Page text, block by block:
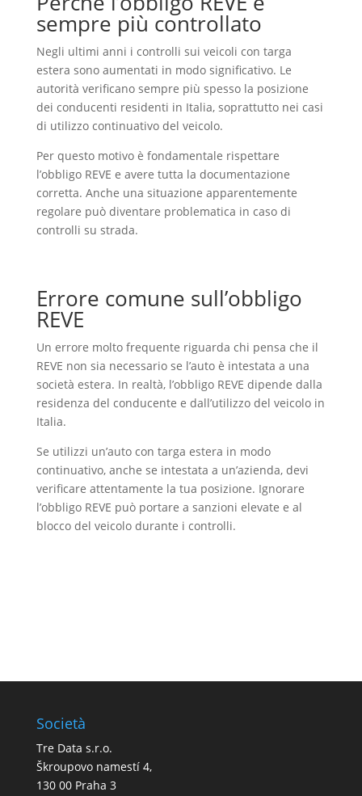
sempre più controllato
Negli ultimi anni i controlli sui veicoli con targa
estera sono aumentati in modo significativo. Le
autorità verificano sempre più spesso la posizione
dei conducenti residenti in Italia, soprattutto nei casi
di utilizzo continuativo del veicolo.
Per questo motivo è fondamentale rispettare
l’obbligo REVE e avere tutta la documentazione
corretta. Anche una situazione apparentemente
regolare può diventare problematica in caso di
controlli su strada.
Errore comune sull’obbligo
REVE
Un errore molto frequente riguarda chi pensa che il
REVE non sia necessario se l’auto è intestata a una
società estera. In realtà, l’obbligo REVE dipende dalla
residenza del conducente e dall’utilizzo del veicolo in
Italia.
Se utilizzi un’auto con targa estera in modo
continuativo, anche se intestata a un’azienda, devi
verificare attentamente la tua posizione. Ignorare
l’obbligo REVE può portare a sanzioni elevate e al
blocco del veicolo durante i controlli.
Società
Tre Data s.r.o.
Škroupovo namestí 4,
130 00 Praha 3